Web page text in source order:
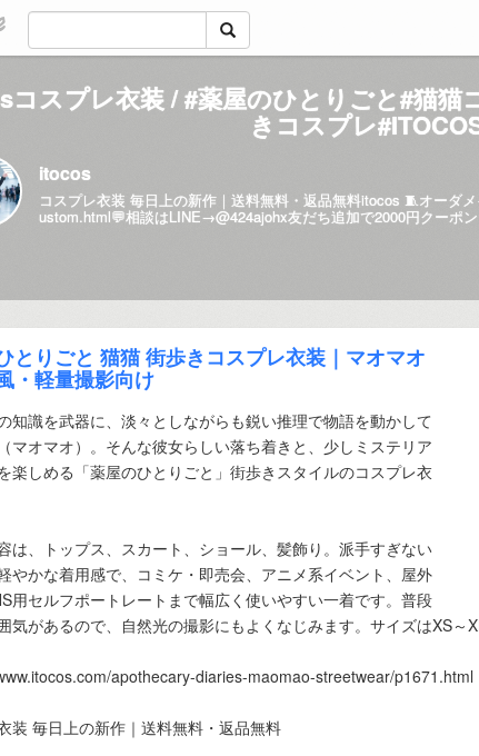
コスプレ衣装 / #薬屋のひとりごと#猫猫
きコスプレ
itocos
コスプレ衣装 毎日上の新作｜送料無料・返品無料itocos 🧵オーダ
ustom.html💬相談はLINE→@424ajohx友だち追加で2000円クーポ
とりごと 猫猫 街歩きコスプレ衣装｜マオマオ
・軽量撮影向け
知識を武器に、淡々としながらも鋭い推理で物語を動かして
マオマオ）。そんな彼女らしい落ち着きと、少しミステリア
楽しめる「薬屋のひとりごと」街歩きスタイルのコスプレ衣
は、トップス、スカート、ショール、髪飾り。派手すぎない
やかな着用感で、コミケ・即売会、アニメ系イベント、屋外
用セルフポートレートまで幅広く使いやすい一着です。普段
気があるので、自然光の撮影にもよくなじみます。サイズはXS～
apothecary-diaries-maomao-streetwear/p1671.html
装 毎日上の新作｜送料無料・返品無料